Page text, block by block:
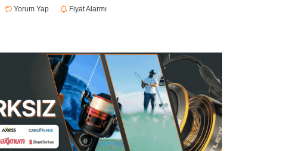
Yorum Yap Fiyat Alarmı